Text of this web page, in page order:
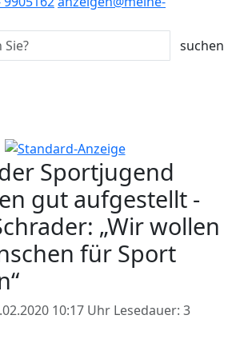
Sportjugend
gut aufgestellt -
„Wir wollen
für Sport
10:17 Uhr Lesedauer: 3